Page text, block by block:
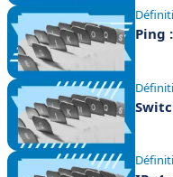
Ping